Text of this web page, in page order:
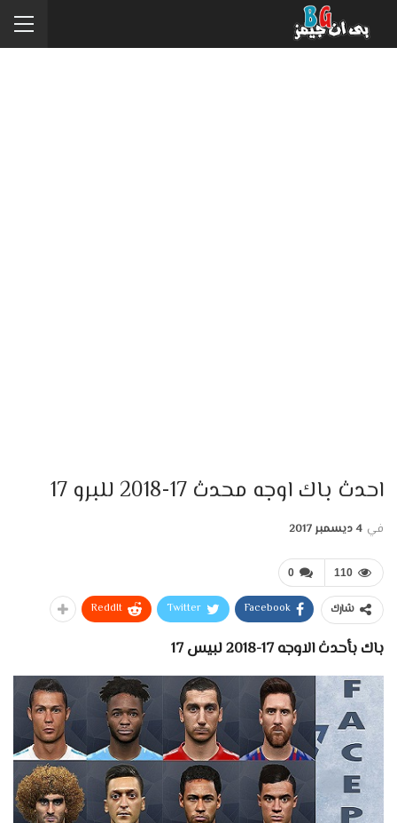
احدث باك اوجه محدث 17-2018 للبرو 17
في 4 ديسمبر 2017
0 110
شارك Facebook
Twitter
ReddIt
باك بأحدث الاوجه 17-2018 لبيس 17